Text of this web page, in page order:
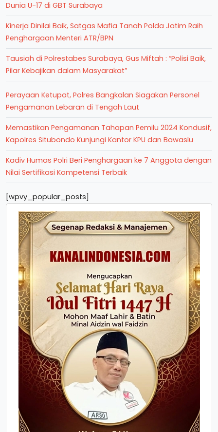
Dunia U-17 di GBT Surabaya
Kinerja Dinilai Baik, Satgas Mafia Tanah Polda Jatim Raih
Penghargaan Menteri ATR/BPN
Tausiah di Polrestabes Surabaya, Gus Miftah : “Polisi Baik,
Pilar Kebajikan dalam Masyarakat”
Perayaan Ketupat, Polres Bangkalan Siagakan Personel
Pengamanan Lebaran di Tengah Laut
Memastikan Pengamanan Tahapan Pemilu 2024 Kondusif,
Kapolres Situbondo Kunjungi Kantor KPU dan Bawaslu
Kadiv Humas Polri Beri Penghargaan ke 7 Anggota dengan
Nilai Sertifikasi Kompetensi Terbaik
[wpvy_popular_posts]